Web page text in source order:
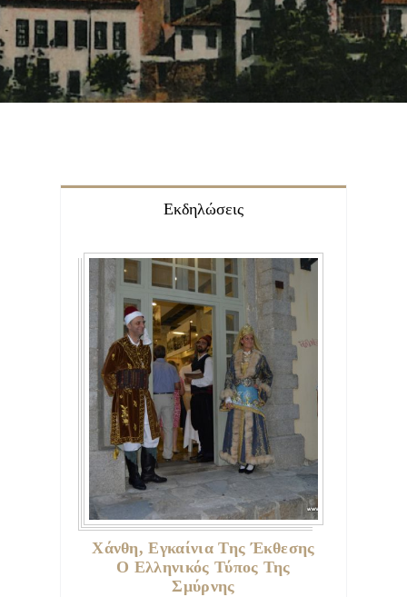
Τα Νέα μας
Επικοινωνία
Εκδηλώσεις
Χάνθη, Εγκαίνια Της Έκθεσης
Ο Ελληνικός Τύπος Της
Σμύρνης